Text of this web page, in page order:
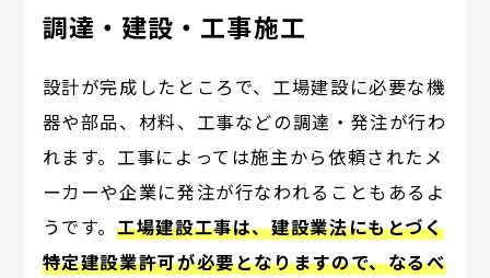
調達・建設・工事施工
設計が完成したところで、工場建設に必要な機
器や部品、材料、工事などの調達・発注が行わ
れます。工事によっては施主から依頼されたメ
ーカーや企業に発注が行なわれることもあるよ
うです。工場建設工事は、建設業法にもとづく
特定建設業許可が必要となりますので、なるべ